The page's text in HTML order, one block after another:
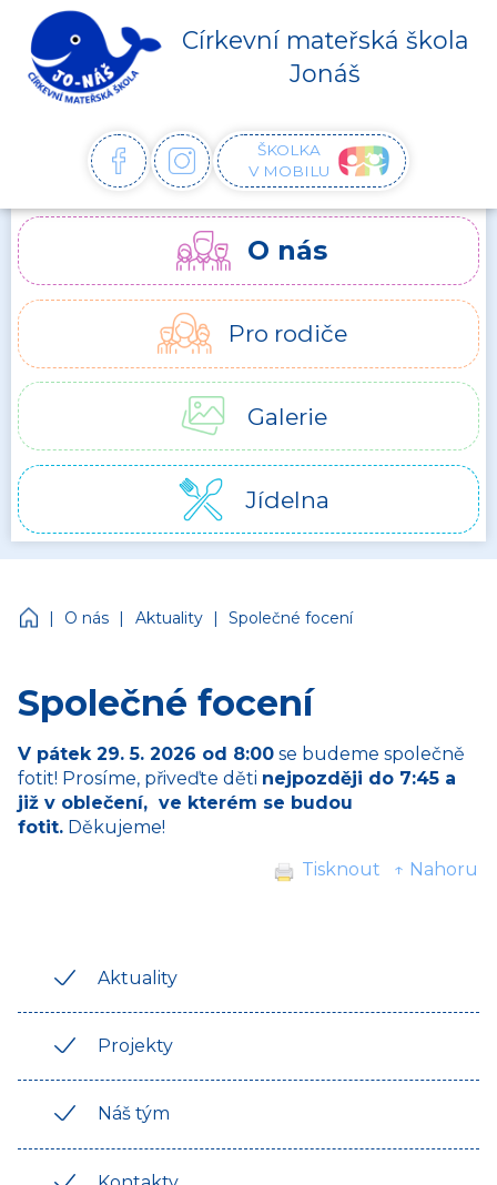
Církevní mateřská škola
Jonáš
FACEBOOKINSTAGRAM
ŠKOLKA
V MOBILU
O nás
Pro rodiče
Galerie
Jídelna
Církevní mateřská škola Jonáš
| O nás | Aktuality | Společné focení
Společné focení
V pátek 29. 5. 2026 od 8:00 se budeme společně
fotit! Prosíme, přiveďte děti nejpozději do 7:45 a
již v oblečení, ve kterém se budou
fotit. Děkujeme!
Tisknout
↑ Nahoru
Aktuality
Projekty
Náš tým